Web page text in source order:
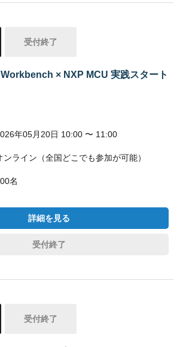
受付終了
× NXP MCU 実践スタート
年05月20日 10:00 〜 11:00
ンライン（全国どこでも参加が可能）
名
詳細を見る
受付終了
受付終了